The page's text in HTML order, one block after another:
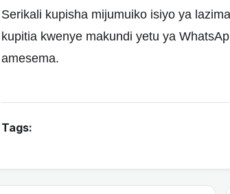
Serikali kupisha mijumuiko isiyo ya
kupitia kwenye makundi yetu ya
amesema.
Tags: